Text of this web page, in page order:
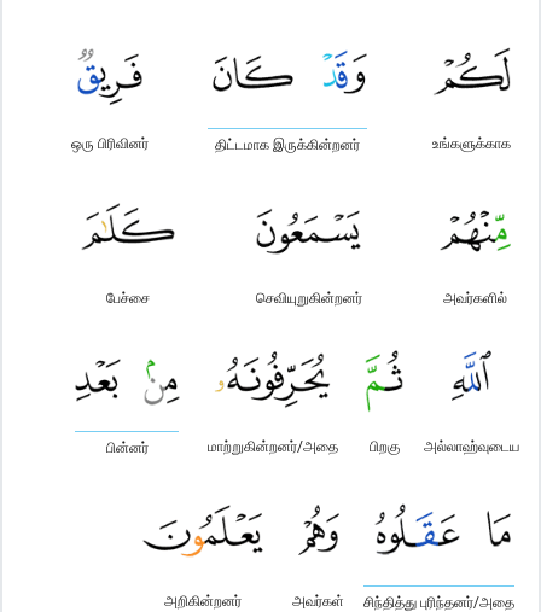
உங்களுக்காக
திட்டமாக இருக்கின்றனர்
ஒரு பிரிவினர்
அவர்களில்
செவியுறுகின்றனர்
பேச்சை
அல்லாஹ்வுடைய
பிறகு
மாற்றுகின்றனர்/அதை
பின்னர்
சிந்தித்து புரிந்தனர்/அதை
அவர்கள்
அறிகின்றனர்